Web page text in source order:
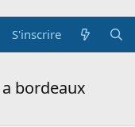
S'inscrire
bordeaux